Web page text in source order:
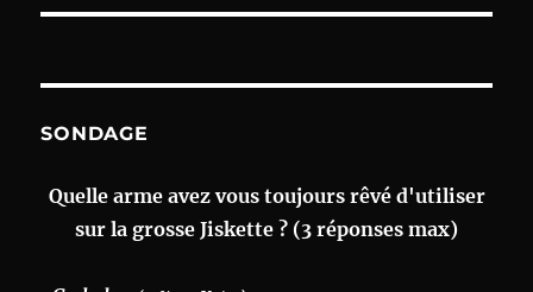
SONDAGE
Quelle arme avez vous toujours rêvé d'utiliser
sur la grosse Jiskette ? (3 réponses max)